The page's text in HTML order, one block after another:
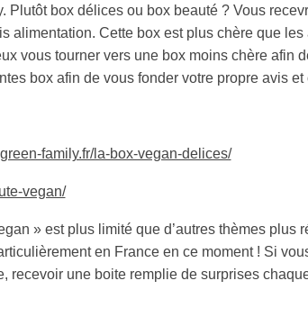
Plutôt box délices ou box beauté ? Vous
alimentation. Cette box est plus chère que les
vous tourner vers une box moins chère afin
box afin de vous fonder votre propre avis
family.fr/la-box-vegan-delices/
vegan/
» est plus limité que d’autres thèmes
en France en ce moment ! Si
recevoir une boite remplie de surprises